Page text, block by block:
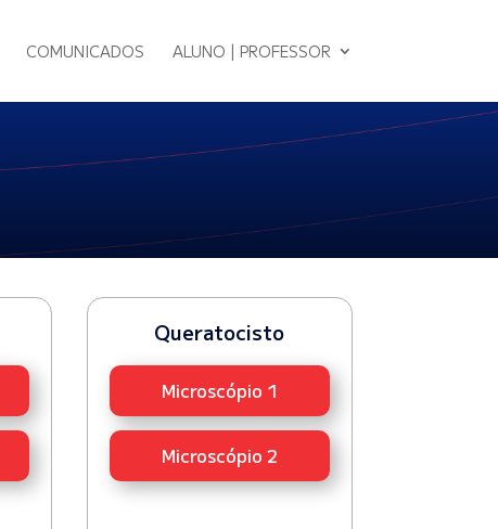
COMUNICADOS ALUNO | PROFESSOR
Queratocisto
Microscópio 1
Microscópio 2